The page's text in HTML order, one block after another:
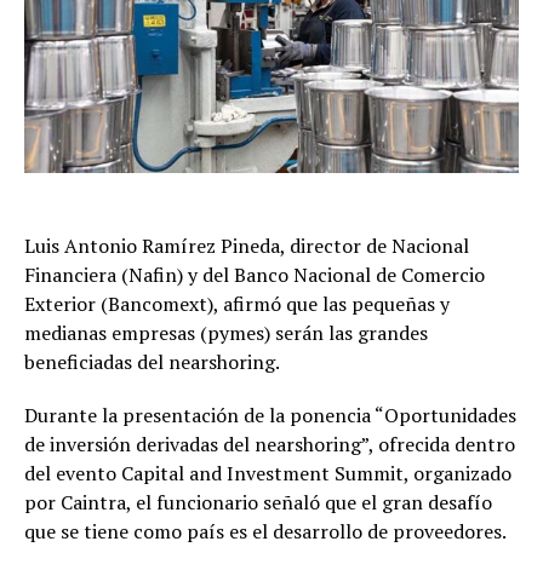
Luis Antonio Ramírez Pineda, director de Nacional
Financiera (Nafin) y del Banco Nacional de Comercio
Exterior (Bancomext), afirmó que las pequeñas y
medianas empresas (pymes) serán las grandes
beneficiadas del nearshoring.
Durante la presentación de la ponencia “Oportunidades
de inversión derivadas del nearshoring”, ofrecida dentro
del evento Capital and Investment Summit, organizado
por Caintra, el funcionario señaló que el gran desafío
que se tiene como país es el desarrollo de proveedores.